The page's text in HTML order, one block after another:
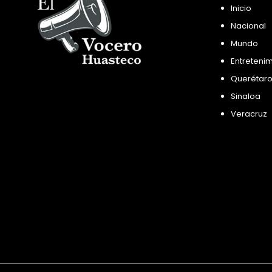
Inicio
Nacional
Mundo
Querétaro
Sinaloa
Veracruz